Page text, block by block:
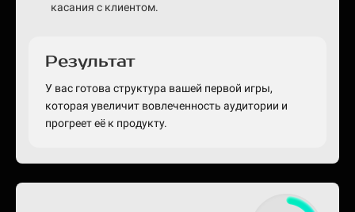
касания с клиентом.
Результат
У вас готова структура вашей первой игры,
которая увеличит вовлеченность аудитории и
прогреет её к продукту.